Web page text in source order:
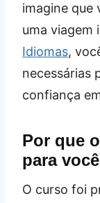
imagine que
uma viagem
Idiomas,
necessárias
confiança
Por que
para
O curso foi